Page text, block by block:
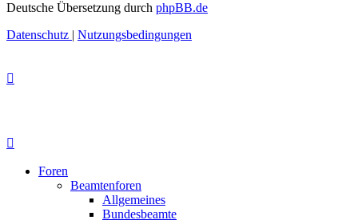
Deutsche Übersetzung durch phpBB.de
Datenschutz | Nutzungsbedingungen
Foren
Beamtenforen
Allgemeines
Bundesbeamte